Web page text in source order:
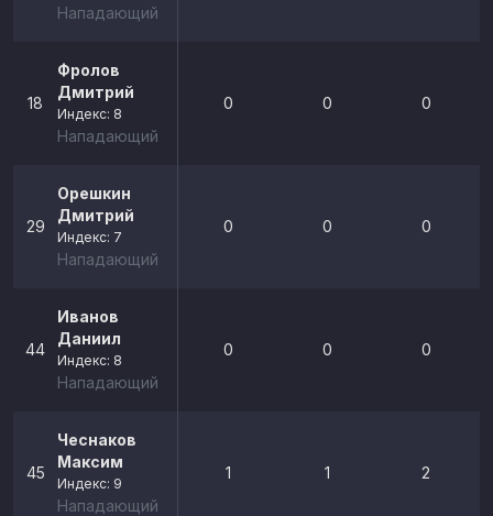
Нападающий
18
Фролов
Дмитрий
Индекс: 8
Нападающий
0 0 0
29
Орешкин
Дмитрий
Индекс: 7
Нападающий
0 0 0
44
Иванов
Даниил
Индекс: 8
Нападающий
0 0 0
45
Чеснаков
Максим
Индекс: 9
Нападающий
1 1 2